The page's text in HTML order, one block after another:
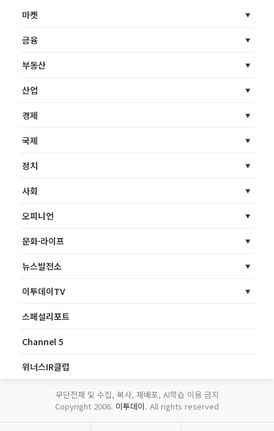
마켓
금융
부동산
산업
경제
국제
정치
사회
오피니언
문화·라이프
뉴스발전소
이투데이TV
스페셜리포트
Channel 5
위너스IR클럽
무단전재 및 수집, 복사, 재배포, AI학습 이용 금지
Copyright 2006. 이투데이. All rights reserved